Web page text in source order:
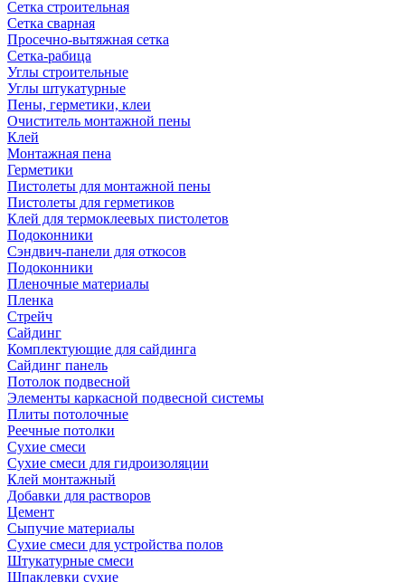
Сетка строительная
Сетка сварная
Просечно-вытяжная сетка
Сетка-рабица
Углы строительные
Углы штукатурные
Пены, герметики, клеи
Очиститель монтажной пены
Клей
Монтажная пена
Герметики
Пистолеты для монтажной пены
Пистолеты для герметиков
Клей для термоклеевых пистолетов
Подоконники
Сэндвич-панели для откосов
Подоконники
Пленочные материалы
Пленка
Стрейч
Сайдинг
Комплектующие для сайдинга
Сайдинг панель
Потолок подвесной
Элементы каркасной подвесной системы
Плиты потолочные
Реечные потолки
Сухие смеси
Сухие смеси для гидроизоляции
Клей монтажный
Добавки для растворов
Цемент
Сыпучие материалы
Сухие смеси для устройства полов
Штукатурные смеси
Шпаклевки сухие